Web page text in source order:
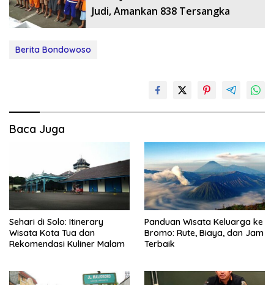
Judi, Amankan 838 Tersangka
Berita Bondowoso
Baca Juga
Sehari di Solo: Itinerary
Wisata Kota Tua dan
Rekomendasi Kuliner Malam
Panduan Wisata Keluarga ke
Bromo: Rute, Biaya, dan Jam
Terbaik